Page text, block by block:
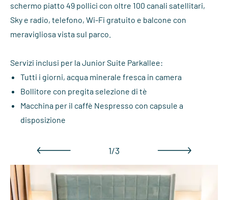
schermo piatto 49 pollici con oltre 100 canali satellitari,
Sky e radio, telefono, Wi-Fi gratuito e balcone con
meravigliosa vista sul parco.
Servizi inclusi per la Junior Suite Parkallee:
Tutti i giorni, acqua minerale fresca in camera
Bollitore con pregita selezione di tè
Macchina per il caffè Nespresso con capsule a
disposizione
1/3